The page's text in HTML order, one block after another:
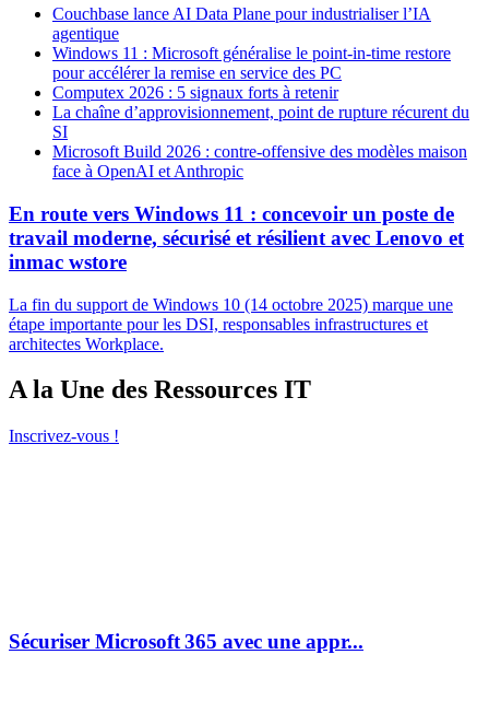
Couchbase lance AI Data Plane pour industrialiser l’IA
agentique
Windows 11 : Microsoft généralise le point-in-time restore
pour accélérer la remise en service des PC
Computex 2026 : 5 signaux forts à retenir
La chaîne d’approvisionnement, point de rupture récurent du
SI
Microsoft Build 2026 : contre-offensive des modèles maison
face à OpenAI et Anthropic
En route vers Windows 11 : concevoir un poste de
travail moderne, sécurisé et résilient avec Lenovo et
inmac wstore
La fin du support de Windows 10 (14 octobre 2025) marque une
étape importante pour les DSI, responsables infrastructures et
architectes Workplace.
A la Une des Ressources IT
Inscrivez-vous !
Sécuriser Microsoft 365 avec une appr...